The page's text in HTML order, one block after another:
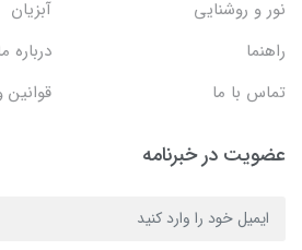
نور و روشنایی
آبزیان
راهنما
درباره
تماس با ما
قوانین
عضویت در خبرنامه